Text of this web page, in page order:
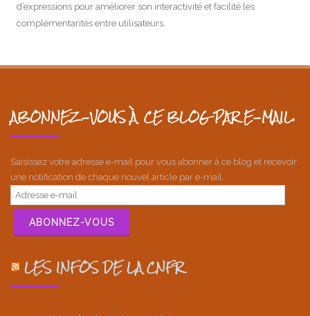
d’expressions pour améliorer son interactivité et facilité les
complémentarités entre utilisateurs.
ABONNEZ-VOUS À CE BLOG PAR E-MAIL.
Saisissez votre adresse e-mail pour vous abonner à ce blog et recevoir
une notification de chaque nouvel article par e-mail.
Adresse
e-
ABONNEZ-VOUS
LES INFOS DE LA CNFR